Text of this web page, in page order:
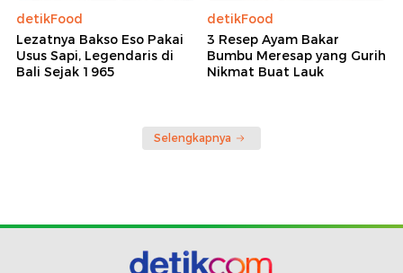
detikFood
Lezatnya Bakso Eso Pakai
Usus Sapi, Legendaris di
Bali Sejak 1965
detikFood
3 Resep Ayam Bakar
Bumbu Meresap yang Gurih
Nikmat Buat Lauk
Selengkapnya